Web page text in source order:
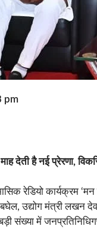
pm
देती है नई प्रेरणा,
रेडियो कार्यक्रम
उद्योग मंत्री लखन
संख्या में